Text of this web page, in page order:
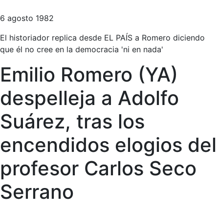
6 agosto 1982
El historiador replica desde EL PAÍS a Romero diciendo
que él no cree en la democracia 'ni en nada'
Emilio Romero (YA)
despelleja a Adolfo
Suárez, tras los
encendidos elogios del
profesor Carlos Seco
Serrano